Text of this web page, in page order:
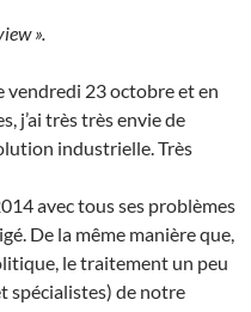
».
vendredi 23 octobre et en
j’ai très très envie de
industrielle. Très
avec tous ses problèmes
De la même manière que,
le traitement un peu
spécialistes) de notre